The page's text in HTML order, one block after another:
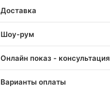
Доставка
Шоу-рум
Онлайн показ - консультация
Варианты оплаты